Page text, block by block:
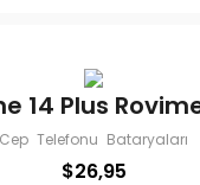
14 Plus
Cep Telefonu Bataryaları
$26,95